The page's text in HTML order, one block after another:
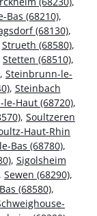
Bas (68210),
(68130),
Strueth (68580),
Stetten (68510),
, Steinbrunn-le-
, Steinbach
le-Haut (68720),
, Soultzeren
Haut-Rhin
Bas (68780),
, Sigolsheim
, Sewen (68290),
(68580),